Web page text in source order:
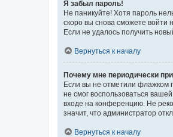
Я забыл пароль!
Не паникуйте! Хотя пароль
скоро вы снова сможете войти
Если не удалось получить
Вернуться к началу
Почему мне периодически
Если вы не отметили флажком
не смог воспользоваться
входе на конференцию. Не
значит, что администратор
Вернуться к началу